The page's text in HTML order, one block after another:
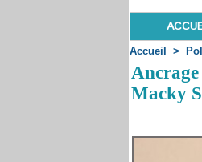
Accueil >
Macky